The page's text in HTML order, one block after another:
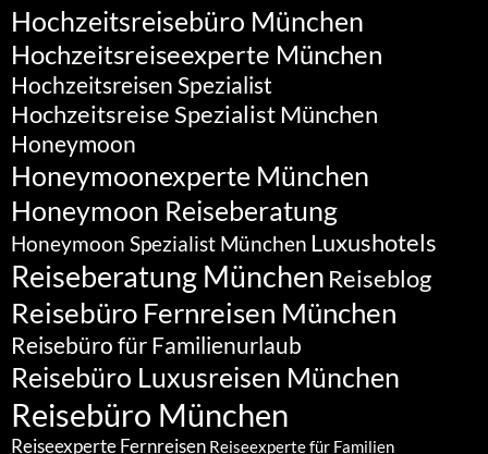
Hochzeitsreisebüro München
Hochzeitsreiseexperte München
Hochzeitsreisen Spezialist
Hochzeitsreise Spezialist München
Honeymoon
Honeymoonexperte München
Honeymoon Reiseberatung
Honeymoon Spezialist München Luxushotels
Reiseberatung München Reiseblog
Reisebüro Fernreisen München
Reisebüro für Familienurlaub
Reisebüro Luxusreisen München
Reisebüro München
Reiseexperte Fernreisen Reiseexperte für Familien